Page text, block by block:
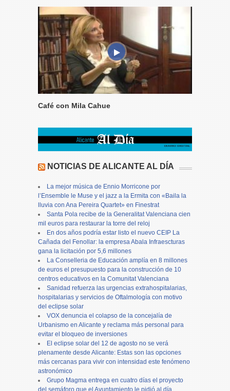
Café con Mila Cahue
NOTICIAS DE ALICANTE AL DÍA
La mejor música de Ennio Morricone por
l’Ensemble le Muse y el jazz a la Ermita con «Baila la
lluvia con Ana Pereira Quartet» en Finestrat
Santa Pola recibe de la Generalitat Valenciana cien
mil euros para restaurar la torre del reloj
En dos años podría estar listo el nuevo CEIP La
Cañada del Fenollar: la empresa Abala Infraescturas
gana la licitación por 5,6 millones
La Conselleria de Educación amplía en 8 millones
de euros el presupuesto para la construcción de 10
centros educativos en la Comunitat Valenciana
Sanidad refuerza las urgencias extrahospitalarias,
hospitalarias y servicios de Oftalmología con motivo
del eclipse solar
VOX denuncia el colapso de la concejalía de
Urbanismo en Alicante y reclama más personal para
evitar el bloqueo de inversiones
El eclipse solar del 12 de agosto no se verá
plenamente desde Alicante: Estas son las opciones
más cercanas para vivir con intensidad este fenómeno
astronómico
Grupo Magma entrega en cuatro días el proyecto